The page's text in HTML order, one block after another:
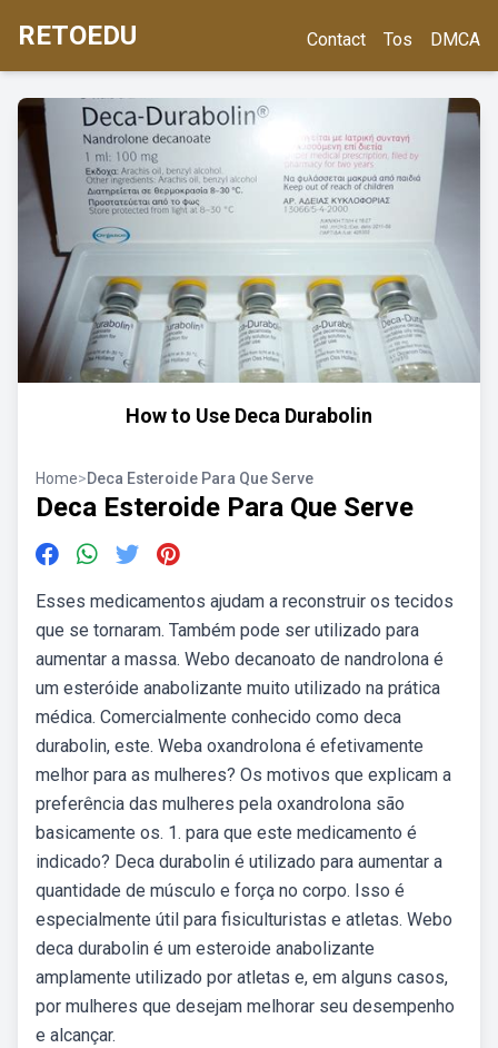
RETOEDU Contact Tos DMCA
How to Use Deca Durabolin
Home>Deca Esteroide Para Que Serve
Deca Esteroide Para Que Serve
Esses medicamentos ajudam a reconstruir os tecidos
que se tornaram. Também pode ser utilizado para
aumentar a massa. Webo decanoato de nandrolona é
um esteróide anabolizante muito utilizado na prática
médica. Comercialmente conhecido como deca
durabolin, este. Weba oxandrolona é efetivamente
melhor para as mulheres? Os motivos que explicam a
preferência das mulheres pela oxandrolona são
basicamente os. 1. para que este medicamento é
indicado? Deca durabolin é utilizado para aumentar a
quantidade de músculo e força no corpo. Isso é
especialmente útil para fisiculturistas e atletas. Webo
deca durabolin é um esteroide anabolizante
amplamente utilizado por atletas e, em alguns casos,
por mulheres que desejam melhorar seu desempenho
e alcançar.